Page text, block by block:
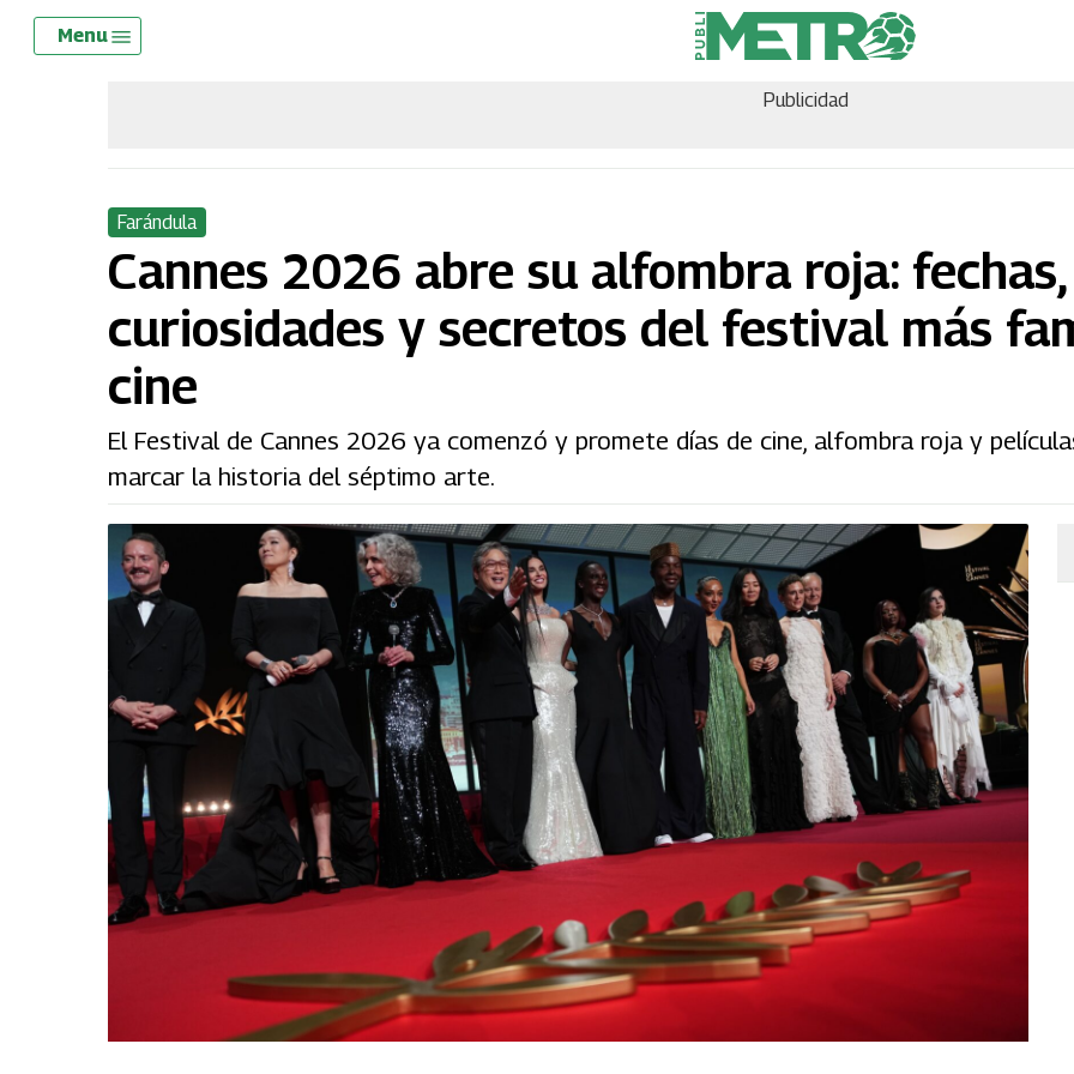
Skip
Menu
Publicidad
Farándula
Cannes 2026 abre su alfombra roja: fechas,
curiosidades y secretos del festival más
cine
El Festival de Cannes 2026 ya comenzó y promete días de cine, alfombra roja y
marcar la historia del séptimo arte.
Menu